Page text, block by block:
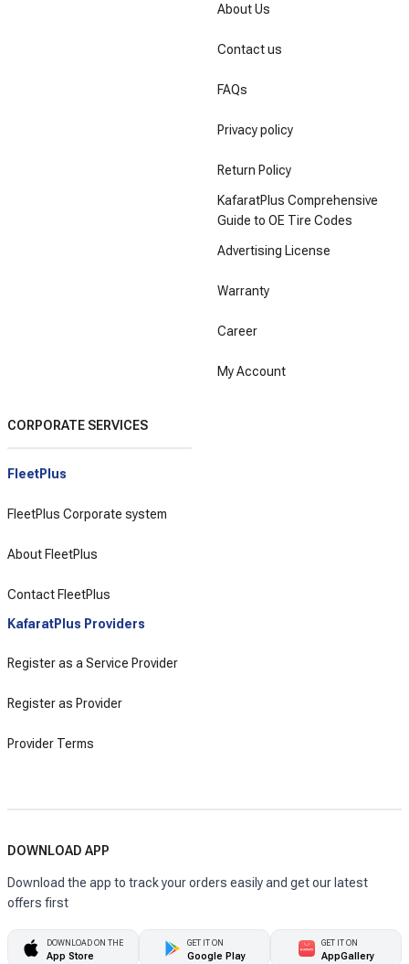
About Us
Contact us
FAQs
Privacy policy
Return Policy
KafaratPlus Comprehensive
Guide to OE Tire Codes
Advertising License
Warranty
Career
My Account
CORPORATE SERVICES
FleetPlus
FleetPlus Corporate system
About FleetPlus
Contact FleetPlus
KafaratPlus Providers
Register as a Service Provider
Register as Provider
Provider Terms
DOWNLOAD APP
Download the app to track your orders easily and get our latest
offers first
DOWNLOAD ON THE
App Store
GET IT ON
Google Play
GET IT ON
AppGallery